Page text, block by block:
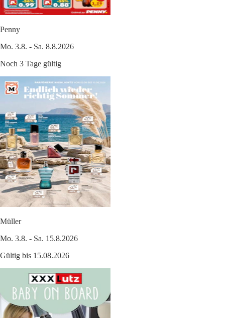
Penny
Mo. 3.8. - Sa. 8.8.2026
Noch 3 Tage gültig
Müller
Mo. 3.8. - Sa. 15.8.2026
Gültig bis 15.08.2026